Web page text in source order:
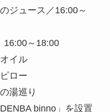
ジュース／16:00～
16:00～18:00
イル
ロー
湯巡り
binno」を設置